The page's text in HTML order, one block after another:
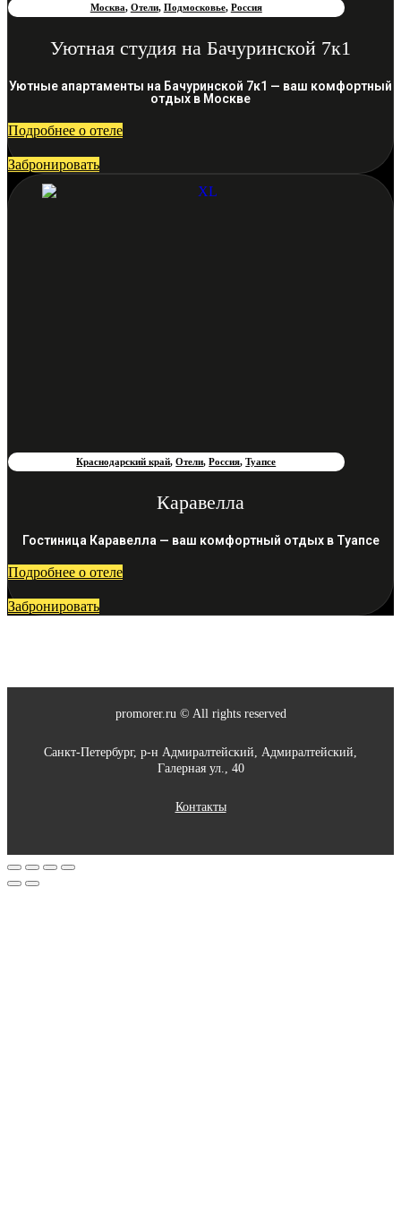
Москва, Отели, Подмосковье, Россия
Уютная студия на Бачуринской 7к1
Уютные апартаменты на Бачуринской 7к1 — ваш комфортный
отдых в Москве
Подробнее о отеле
Забронировать
Краснодарский край,Отели,Россия,Туапсе
Каравелла
Гостиница Каравелла — ваш комфортный отдых в Туапсе
Подробнее о отеле
Забронировать
promorer.ru © All rights reserved
Санкт-Петербург, р-н Адмиралтейский, Адмиралтейский,
Галерная ул., 40
Контакты